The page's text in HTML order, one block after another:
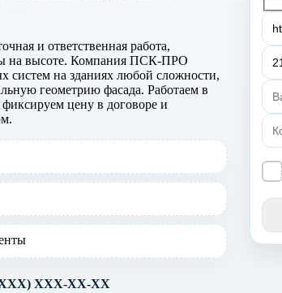
и ответственная работа,
на высоте. Компания ПСК-ПРО
систем на зданиях любой сложности,
геометрию фасада. Работаем в
цену в договоре и
XXX-XX-XX